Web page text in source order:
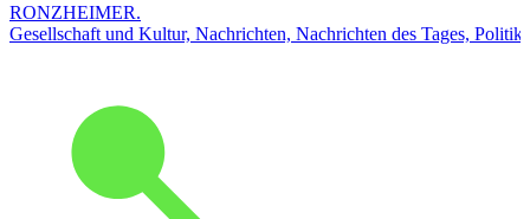
RONZHEIMER.
Gesellschaft und Kultur, Nachrichten, Nachrichten des Tages, Politik